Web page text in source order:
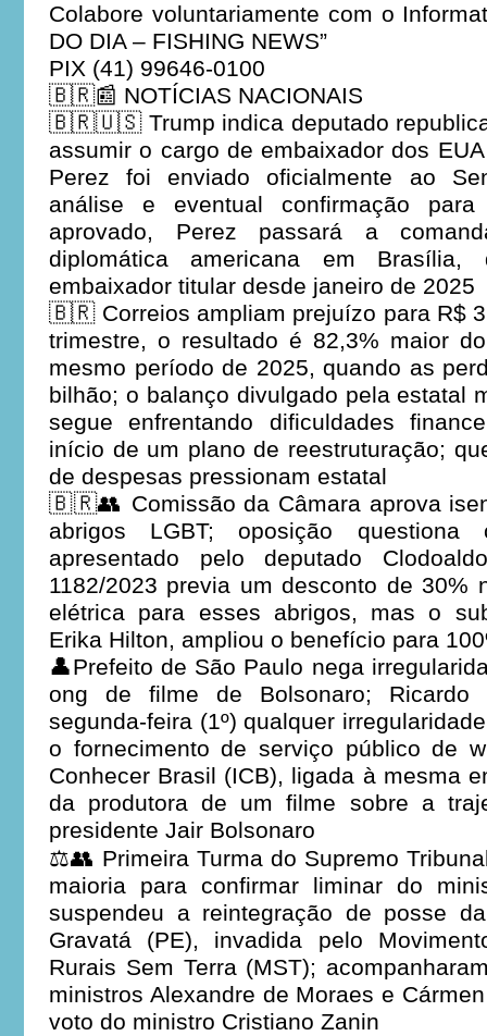
Colabore voluntariamente com o
DO DIA – FISHING NEWS”
PIX (41) 99646-0100
🇧🇷📰 NOTÍCIAS NACIONAIS
🇧🇷🇺🇸 Trump indica deputado
assumir o cargo de embaixador dos
Perez foi enviado oficialmente ao
análise e eventual confirmação
aprovado, Perez passará a
diplomática americana em
embaixador titular desde janeiro de 2025
🇧🇷 Correios ampliam prejuízo para R$
trimestre, o resultado é 82,3% maior
mesmo período de 2025, quando as
bilhão; o balanço divulgado pela estatal
segue enfrentando dificuldades
início de um plano de reestruturação;
de despesas pressionam estatal
🇧🇷👥 Comissão da Câmara aprova
abrigos LGBT; oposição questiona
apresentado pelo deputado
1182/2023 previa um desconto de 30%
elétrica para esses abrigos, mas o
Erika Hilton, ampliou o benefício para
👤Prefeito de São Paulo nega
ong de filme de Bolsonaro; Ricardo
segunda-feira (1º) qualquer
o fornecimento de serviço público de
Conhecer Brasil (ICB), ligada à mesma
da produtora de um filme sobre a
presidente Jair Bolsonaro
⚖️👥 Primeira Turma do Supremo
maioria para confirmar liminar do
suspendeu a reintegração de posse
Gravatá (PE), invadida pelo
Rurais Sem Terra (MST);
ministros Alexandre de Moraes e
voto do ministro Cristiano Zanin